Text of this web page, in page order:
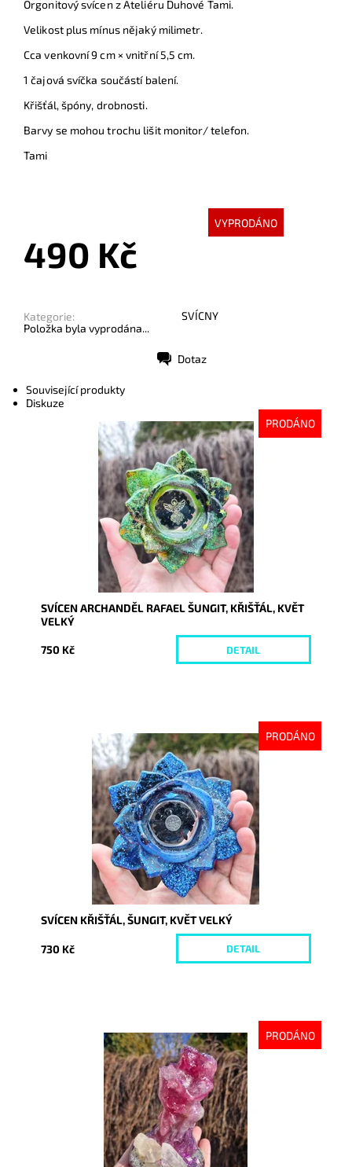
Orgonitový svícen z Ateliéru Duhové Tami.
Velikost plus mínus nějaký milimetr.
Cca venkovní 9 cm × vnitřní 5,5 cm.
1 čajová svíčka součástí balení.
Křišťál, špóny, drobnosti.
Barvy se mohou trochu lišit monitor/ telefon.
Tami
VYPRODÁNO
490 Kč
Kategorie:
SVÍCNY
Položka byla vyprodána...
Dotaz
Související produkty
Diskuze
PRODÁNO
Dostupnost:
Vyprodáno
10610
SVÍCEN ARCHANDĚL RAFAEL ŠUNGIT, KŘIŠŤÁL, KVĚT
VELKÝ
750 Kč DETAIL
PRODÁNO
Dostupnost:
Vyprodáno
10604
SVÍCEN KŘIŠŤÁL, ŠUNGIT, KVĚT VELKÝ
730 Kč DETAIL
PRODÁNO
Vyprodáno
10514